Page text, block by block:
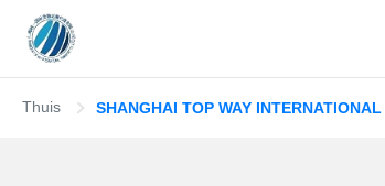
Thuis SHANGHAI TOP WAY